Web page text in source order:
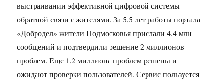
выстраивании эффективной цифровой системы
обратной связи с жителями. За 5,5 лет работы портала
«Добродел» жители Подмосковья прислали 4,4 млн
сообщений и подтвердили решение 2 миллионов
проблем. Еще 1,2 миллиона проблем решены и
ожидают проверки пользователей. Сервис пользуется